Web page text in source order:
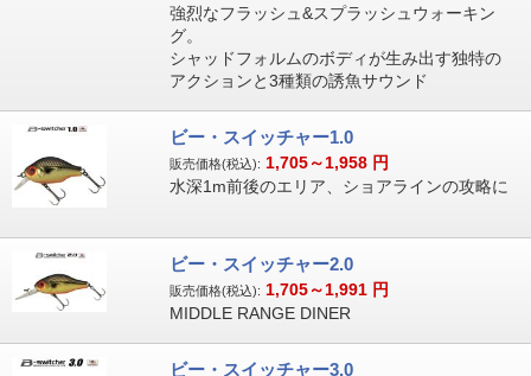
強烈なフラッシュ&スプラッシュウォーキン
グ。
シャッドフォルムのボディが生み出す独特の
アクションと3種類の誘魚サウンド
ビー・スイッチャー1.0
販売価格(税込): 1,705～1,958 円
水深1m前後のエリア、ショアラインの攻略に
ビー・スイッチャー2.0
販売価格(税込): 1,705～1,991 円
MIDDLE RANGE DINER
ビー・スイッチャー3.0